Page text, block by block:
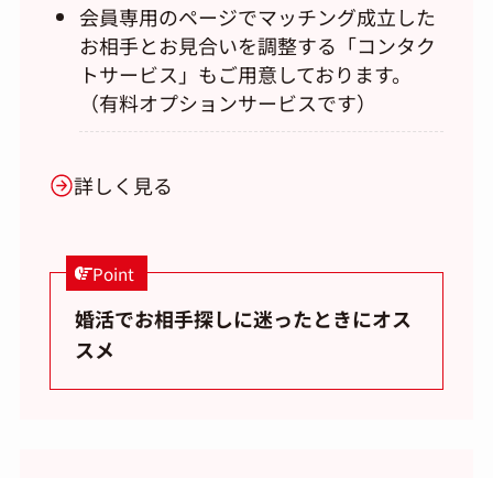
会員専用のページでマッチング成立した
お相手とお見合いを調整する「コンタク
トサービス」もご用意しております。
（有料オプションサービスです）
詳しく見る
Point
婚活でお相手探しに迷ったときにオス
スメ